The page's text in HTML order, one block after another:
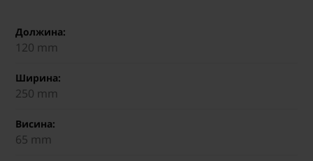
Должина:
120 mm
Ширина:
250 mm
Висина:
65 mm